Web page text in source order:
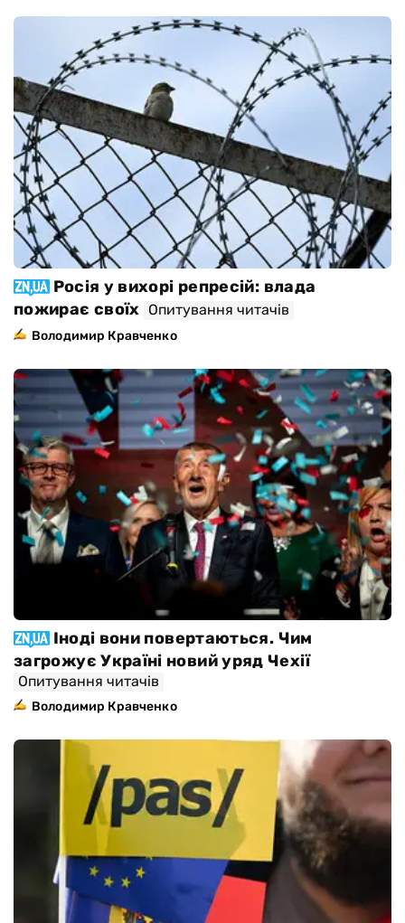
Росія у вихорі репресій: влада
пожирає своїх Опитування читачів
Володимир Кравченко
Іноді вони повертаються. Чим
загрожує Україні новий уряд Чехії
Опитування читачів
Володимир Кравченко